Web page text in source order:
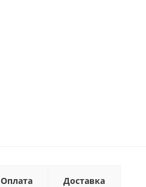
Оплата Доставка